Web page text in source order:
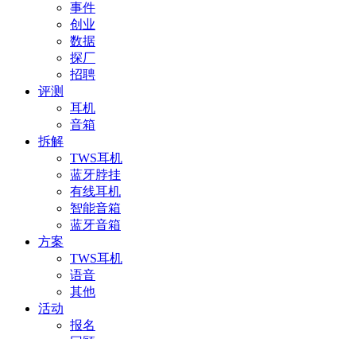
事件
创业
数据
探厂
招聘
评测
耳机
音箱
拆解
TWS耳机
蓝牙脖挂
有线耳机
智能音箱
蓝牙音箱
方案
TWS耳机
语音
其他
活动
报名